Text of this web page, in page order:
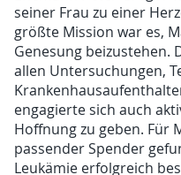
seiner Frau zu einer
größte Mission war es,
Genesung beizustehen.
allen Untersuchungen,
engagierte sich auch
Hoffnung zu geben. Für
passender Spender
Leukämie erfolgreich